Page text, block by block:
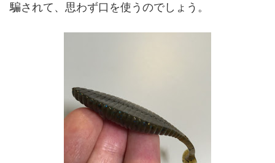
騙されて、思わず口を使うのでしょう。